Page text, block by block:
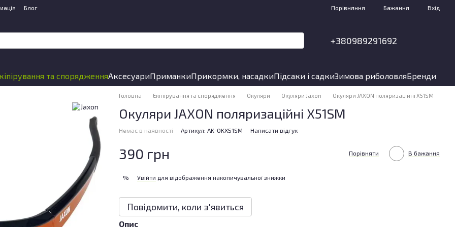
Блог Порівняння Бажання Вхід
+380989291692
та спорядженняАксесуариПриманкиПрикормки, насадкиПідсаки і садкиЗимова риболовляБренди
Головна Екіпірування та спорядження Окуляри Окуляри Jaxon Окуляри JAXON поляризаційні X51SM
Окуляри JAXON поляризаційні X51SM
Немає в наявності Артикул: AK-OKX51SM Написати відгук
390 грн Порівняти В бажання
% Увійти для відображення накопичувальної знижки
Повідомити, коли з'явиться
Опис